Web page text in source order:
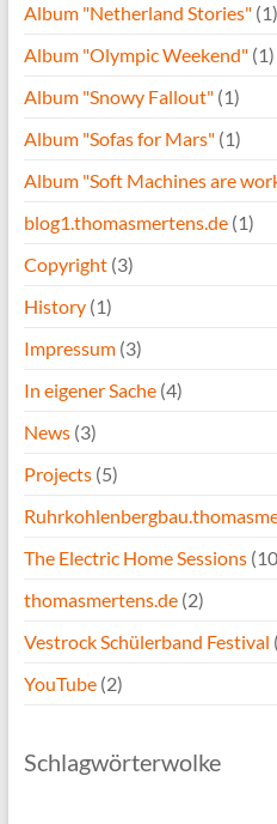
Album "Netherland Stories"(1)
Album "Olympic Weekend"(1)
Album "Snowy Fallout"(1)
Album "Sofas for Mars"(1)
Album "Soft Machines are
blog1.thomasmertens.de(1)
Copyright(3)
History(1)
Impressum(3)
In eigener Sache(4)
News(3)
Projects(5)
The Electric Home Sessions
thomasmertens.de(2)
Vestrock Schülerband Festival
YouTube(2)
Schlagwörterwolke